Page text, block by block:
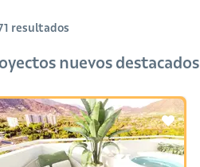
resultados
nuevos destacados